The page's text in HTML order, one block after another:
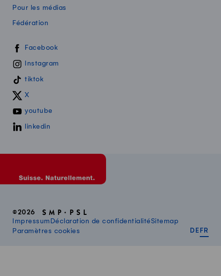
Pour les médias
Fédération
Swissmilk sur les réseaux sociaux
Facebook
Instagram
tiktok
X
youtube
linkedin
©2026
Impressum Déclaration de confidentialitéSitemap
Paramètres cookies
DE FR